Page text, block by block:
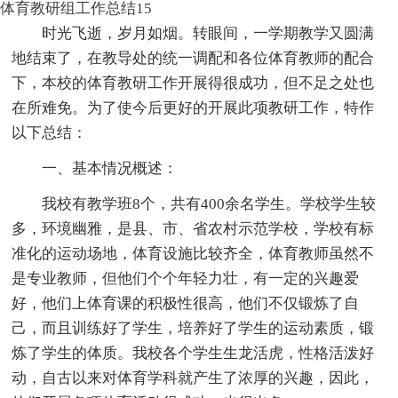
体育教研组工作总结15
时光飞逝，岁月如烟。转眼间，一学期教学又圆满
地结束了，在教导处的统一调配和各位体育教师的配合
下，本校的体育教研工作开展得很成功，但不足之处也
在所难免。为了使今后更好的开展此项教研工作，特作
以下总结：
一、基本情况概述：
我校有教学班8个，共有400余名学生。学校学生较
多，环境幽雅，是县、市、省农村示范学校，学校有标
准化的运动场地，体育设施比较齐全，体育教师虽然不
是专业教师，但他们个个年轻力壮，有一定的兴趣爱
好，他们上体育课的积极性很高，他们不仅锻炼了自
己，而且训练好了学生，培养好了学生的运动素质，锻
炼了学生的体质。我校各个学生生龙活虎，性格活泼好
动，自古以来对体育学科就产生了浓厚的兴趣，因此，